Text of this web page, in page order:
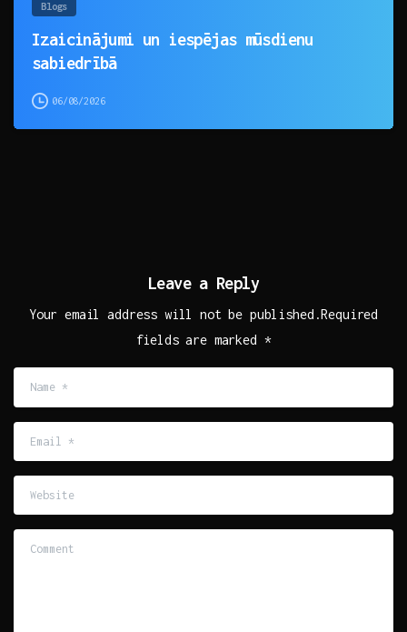
Blogs
Izaicinājumi un iespējas mūsdienu
sabiedrībā
06/08/2026
Leave a Reply
Your email address will not be published.Required
fields are marked *
*
Website